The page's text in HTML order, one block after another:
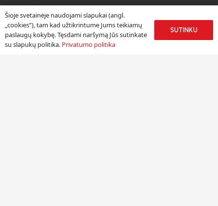
Ratlankiai
Kitos prekės
Paslaugos
Šioje svetainėje naudojami slapukai (angl.
„cookies“), tam kad užtikrintume Jums teikiamų
paslaugų kokybę. Tęsdami naršymą Jūs sutinkate
su slapukų politika. Privatumo politika
SUTINKU